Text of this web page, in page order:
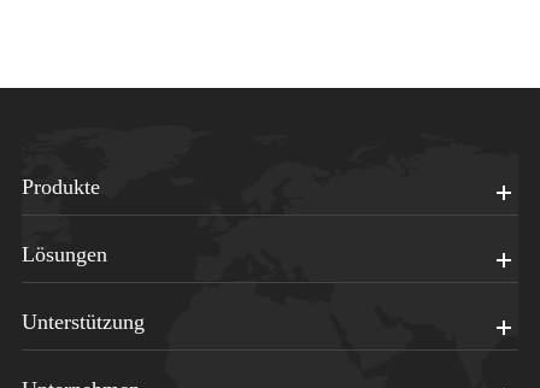
Produkte
Lösungen
Unterstützung